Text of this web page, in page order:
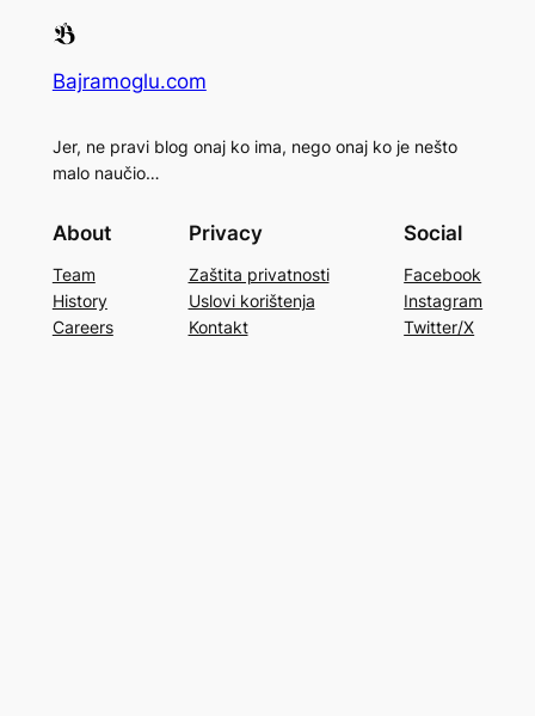
Bajramoglu.com
Jer, ne pravi blog onaj ko ima, nego onaj ko je nešto
malo naučio…
About
Team
History
Careers
Privacy
Zaštita privatnosti
Uslovi korištenja
Kontakt
Social
Facebook
Instagram
Twitter/X